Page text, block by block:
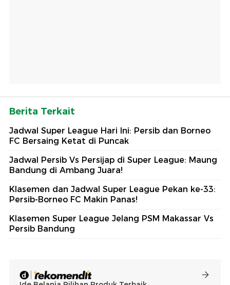
Berita Terkait
Jadwal Super League Hari Ini: Persib dan Borneo
FC Bersaing Ketat di Puncak
Jadwal Persib Vs Persijap di Super League: Maung
Bandung di Ambang Juara!
Klasemen dan Jadwal Super League Pekan ke-33:
Persib-Borneo FC Makin Panas!
Klasemen Super League Jelang PSM Makassar Vs
Persib Bandung